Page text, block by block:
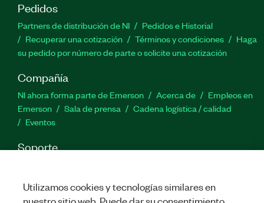
Pedidos
Partners de distribución de NI
Pedidos e Historial
Recuperar una cotización
Términos y condiciones
Haga
su pedido por número de parte o solicite una cotización
Compañía
NI ahora forma parte de Emerson Acerca de
Empleos en
Emerson
Sala de prensa
Cadena logística / calidad
Eventos
Soporte
Comentarios
Utilizamos cookies y tecnologías similares en